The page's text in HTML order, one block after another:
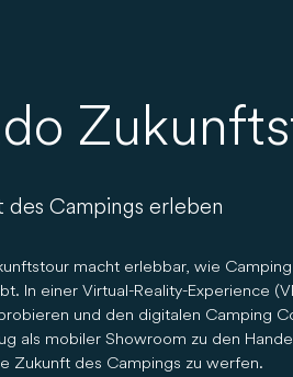
Campings erleben
macht erlebbar, wie
In einer Virtual-Reality-Experience
und den digitalen Camping
als mobiler Showroom zu den
Zukunft des Campings zu werfen.